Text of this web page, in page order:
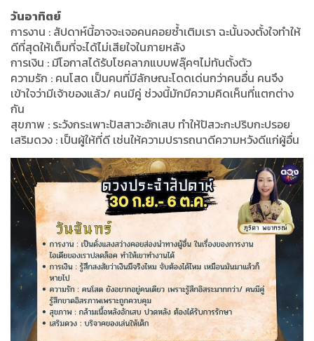
วันอาทิตย์
การงาน : สัปดาห์นี้อาจจะเจอคนคอยซ้ำเติมเรา ฉะนั้นจงตั้งใจทำให้
ดีที่สุดให้เต็มที่จะได้ไม่เสียใจในภายหลัง
การเงิน : มีโอกาสได้รับโชคลาภแบบฟลุ๊คๆไม่ทันตั้งตัว
ความรัก : คนโสด เป็นคนที่มีลักษณะโดดเด่นกว่าคนอื่น คนจึง
เข้าใจว่ามีเจ้าของแล้ว/ คนมีคู่ ช่วงนี้มักมีความคิดเห็นที่แตกต่าง
กัน
สุขภาพ : ระวังกระเพาะปัสสาวะอักเสบ ทำให้ปัสวะกะปริบกะปรอย
เสริมดวง : เป็นผู้ให้ที่ดี เช่นให้ความปรารถนาดีความหวังดีแก่ผู้อื่น